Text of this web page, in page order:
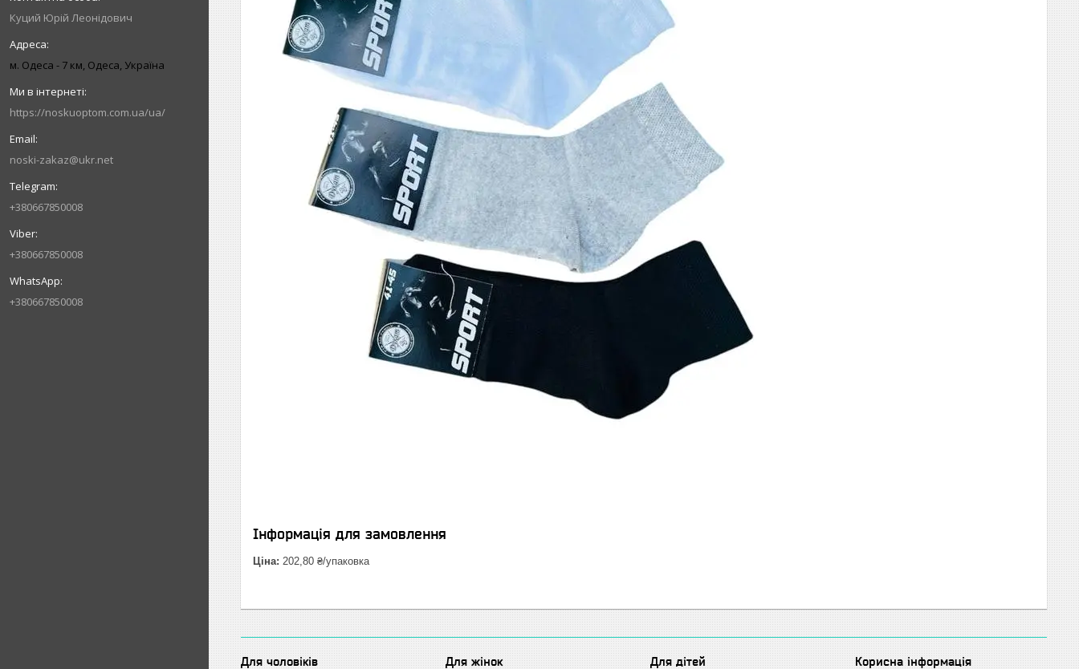
Куций Юрій Леонідович
м. Одеса - 7 км, Одеса, Україна
https://noskuoptom.com.ua/ua/
noski-zakaz@ukr.net
+380667850008
+380667850008
+380667850008
Інформація для замовлення
Ціна: 202,80 ₴/упаковка
Для чоловіків Для жінок Для дітей Корисна інформація